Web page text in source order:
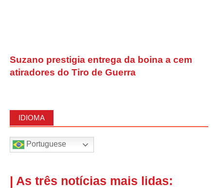
Suzano prestigia entrega da boina a cem
atiradores do Tiro de Guerra
IDIOMA
Portuguese
| As três notícias mais lidas: